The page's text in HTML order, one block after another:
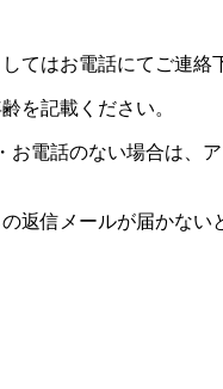
てはお電話にてご連絡
を記載ください。
お電話のない場合は、
返信メールが届かな